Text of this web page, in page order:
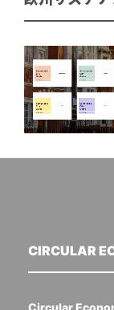
CIRCULAR